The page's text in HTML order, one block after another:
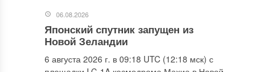
06.08.2026
Японский спутник запущен из
Новой Зеландии
6 августа 2026 г. в 09:18 UTC (12:18 мск) с